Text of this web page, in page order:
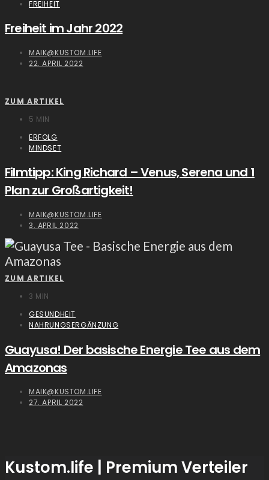
FREIHEIT
Freiheit im Jahr 2022
MAIK@KUSTOM.LIFE
22. APRIL 2022
ZUM ARTIKEL
5 MIN
ERFOLG
MINDSET
Filmtipp: King Richard – Venus, Serena und 1
Plan zur Großartigkeit!
MAIK@KUSTOM.LIFE
3. APRIL 2022
ZUM ARTIKEL
3 MIN
GESUNDHEIT
NAHRUNGSERGÄNZUNG
Guayusa! Der basische Energie Tee aus dem
Amazonas
MAIK@KUSTOM.LIFE
27. APRIL 2022
Kustom.life | Premium Verteiler